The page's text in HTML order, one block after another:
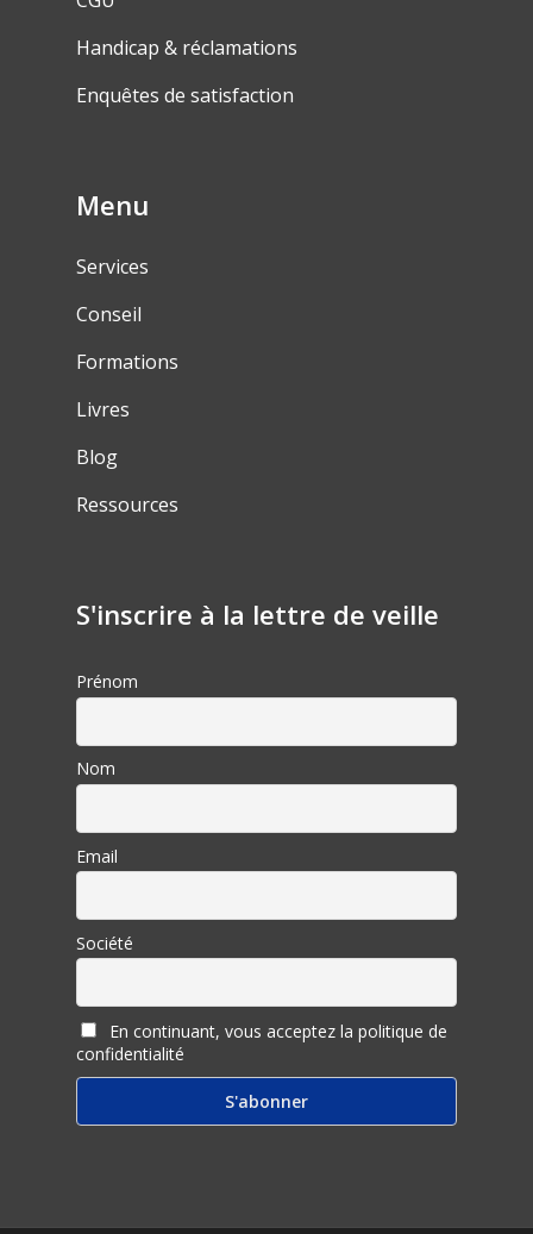
Handicap & réclamations
Enquêtes de satisfaction
Menu
Services
Conseil
Formations
Livres
Blog
Ressources
S'inscrire à la lettre de veille
Prénom
Nom
Email
Société
En continuant, vous acceptez la politique de
confidentialité